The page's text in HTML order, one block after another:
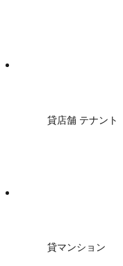
貸店舗 テナント
貸マンション